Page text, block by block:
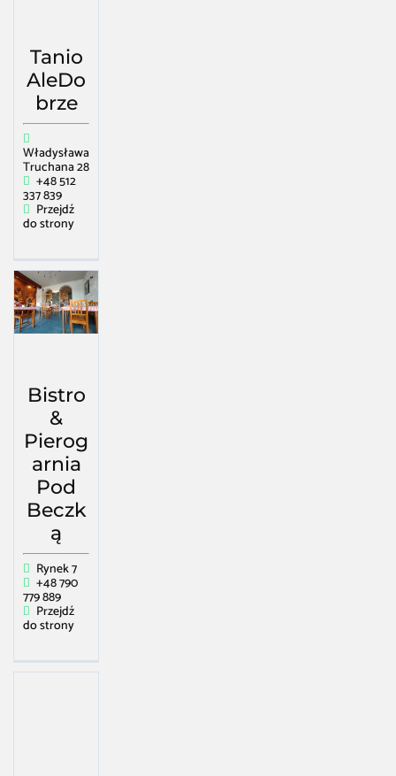
Tanio
AleDo
brze
Władysława
Truchana 28
+48 512
337 839
Przejdź
do strony
Bistro
&
Pierog
arnia
Pod
Beczk
ą
Rynek 7
+48 790
779 889
Przejdź
do strony